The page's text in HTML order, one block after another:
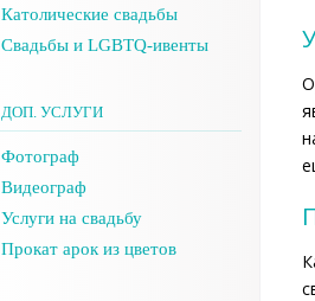
Католические свадьбы
Свадьбы и LGBTQ-ивенты
ДОП. УСЛУГИ
Фотограф
Видеограф
Услуги на свадьбу
Прокат арок из цветов